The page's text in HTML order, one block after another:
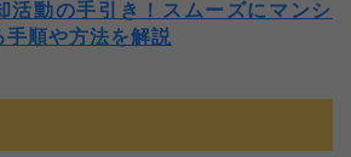
活動の手引き！スムーズにマンシ
手順や方法を解説